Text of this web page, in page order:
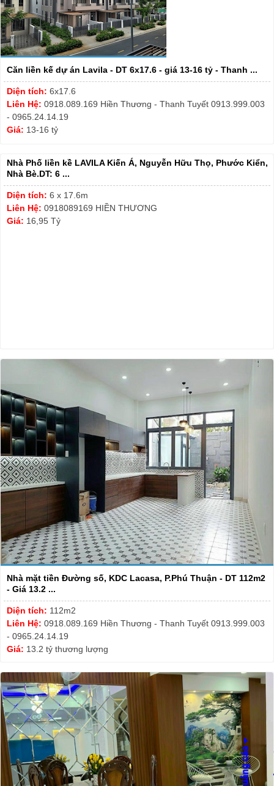
Căn liền kế dự án Lavila - DT 6x17.6 - giá 13-16 tỷ - Thanh ...
Diện tích: 6x17.6
Liên Hệ: 0918.089.169 Hiền Thương - Thanh Tuyết 0913.999.003
- 0965.24.14.19
Giá: 13-16 tỷ
Nhà Phố liền kề LAVILA Kiến Á, Nguyễn Hữu Thọ, Phước Kiển,
Nhà Bè.DT: 6 ...
Diện tích: 6 x 17.6m
Liên Hệ: 0918089169 HIỀN THƯƠNG
Giá: 16,95 Tỷ
Nhà mặt tiền Đường số, KDC Lacasa, P.Phú Thuận - DT 112m2
- Giá 13.2 ...
Diện tích: 112m2
Liên Hệ: 0918.089.169 Hiền Thương - Thanh Tuyết 0913.999.003
- 0965.24.14.19
Giá: 13.2 tỷ thương lượng